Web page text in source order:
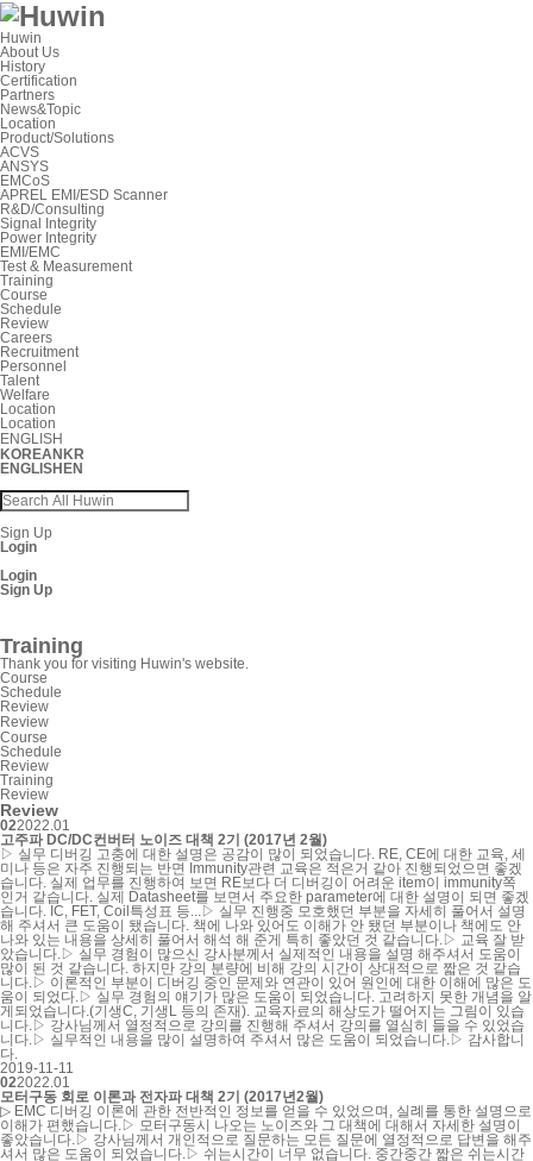
Huwin
About Us
History
Certification
Partners
News&Topic
Location
Product/Solutions
ACVS
ANSYS
EMCoS
APREL EMI/ESD Scanner
R&D/Consulting
Signal Integrity
Power Integrity
EMI/EMC
Test & Measurement
Training
Course
Schedule
Review
Careers
Recruitment
Personnel
Talent
Welfare
Location
Location
ENGLISH
KOREANKR
ENGLISHEN
Sign Up
Login
Login
Sign Up
Training
Thank you for visiting Huwin's website.
Course
Schedule
Review
Review
Course
Schedule
Review
Training
Review
Review
022022.01
고주파 DC/DC컨버터 노이즈 대책 2기 (2017년 2월)
▷ 실무 디버깅 고충에 대한 설명은 공감이 많이 되었습니다. RE, CE에 대한 교육, 세
미나 등은 자주 진행되는 반면 Immunity관련 교육은 적은거 같아 진행되었으면 좋겠
습니다. 실제 업무를 진행하여 보면 RE보다 더 디버깅이 어려운 item이 immunity쪽
인거 같습니다. 실제 Datasheet를 보면서 주요한 parameter에 대한 설명이 되면 좋겠
습니다. IC, FET, Coil특성표 등...▷ 실무 진행중 모호했던 부분을 자세히 풀어서 설명
해 주셔서 큰 도움이 됐습니다. 책에 나와 있어도 이해가 안 됐던 부분이나 책에도 안
나와 있는 내용을 상세히 풀어서 해석 해 준게 특히 좋았던 것 같습니다.▷ 교육 잘 받
았습니다.▷ 실무 경험이 많으신 강사분께서 실제적인 내용을 설명 해주셔서 도움이
많이 된 것 같습니다. 하지만 강의 분량에 비해 강의 시간이 상대적으로 짧은 것 같습
니다.▷ 이론적인 부분이 디버깅 중인 문제와 연관이 있어 원인에 대한 이해에 많은 도
움이 되었다.▷ 실무 경험의 얘기가 많은 도움이 되었습니다. 고려하지 못한 개념을 알
게되었습니다.(기생C, 기생L 등의 존재). 교육자료의 해상도가 떨어지는 그림이 있습
니다.▷ 강사님께서 열정적으로 강의를 진행해 주셔서 강의를 열심히 들을 수 있었습
니다.▷ 실무적인 내용을 많이 설명하여 주셔서 많은 도움이 되었습니다.▷ 감사합니
다.
2019-11-11
022022.01
모터구동 회로 이론과 전자파 대책 2기 (2017년2월)
▷ EMC 디버깅 이론에 관한 전반적인 정보를 얻을 수 있었으며, 실례를 통한 설명으로
이해가 편했습니다.▷ 모터구동시 나오는 노이즈와 그 대책에 대해서 자세한 설명이
좋았습니다.▷ 강사님께서 개인적으로 질문하는 모든 질문에 열정적으로 답변을 해주
셔서 많은 도움이 되었습니다.▷ 쉬는시간이 너무 없습니다. 중간중간 짧은 쉬는시간